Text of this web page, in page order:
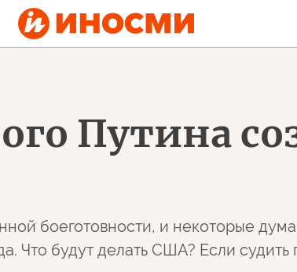
Путина
боеготовности, и некоторые
Что будут делать США? Если